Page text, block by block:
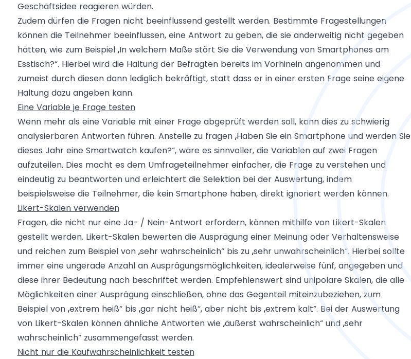
Geschäftsidee reagieren würden.
Zudem dürfen die Fragen nicht beeinflussend gestellt werden. Bestimmte Fragestellungen
können die Teilnehmer beeinflussen, eine Antwort zu geben, die sie anderweitig nicht gegeben
hätten, wie zum Beispiel „In welchem Maße stört Sie die Verwendung von Smartphones am
Esstisch?“. Hierbei wird die Haltung der Befragten bereits im Vorhinein angenommen und
zumeist durch diesen dann lediglich bekräftigt, statt dass er in einer ersten Frage seine eigene
Haltung dazu angeben kann.
Eine Variable je Frage testen
Wenn mehr als eine Variable mit einer Frage abgeprüft werden soll, kann dies zu schwierig
analysierbaren Antworten führen. Anstelle zu fragen „Haben Sie ein Smartphone und werden Sie
dieses Jahr eine Smartwatch kaufen?“, wäre es sinnvoller, die Variablen auf zwei Fragen
aufzuteilen. Dies macht es dem Umfrageteilnehmer einfacher, die Frage zu verstehen und
eindeutig zu beantworten und erleichtert die Selektion bei der Auswertung, indem
beispielsweise die Teilnehmer, die kein Smartphone haben, direkt ignoriert werden können.
Likert-Skalen verwenden
Fragen, die nicht nur eine Ja- / Nein-Antwort erfordern, können mithilfe von Likert-Skalen
gestellt werden. Likert-Skalen bewerten die Ausprägung einer Meinung oder Verhaltensweise
und reichen zum Beispiel von „sehr wahrscheinlich“ bis zu „sehr unwahrscheinlich“. Hierbei sollte
immer eine ungerade Anzahl an Ausprägungsmöglichkeiten, idealerweise fünf, angegeben und
diese ihrer Bedeutung nach beschriftet werden. Empfehlenswert sind unipolare Skalen, die alle
Möglichkeiten einer Ausprägung einschließen, ohne das Gegenteil miteinzubeziehen, zum
Beispiel von „extrem heiß“ bis „gar nicht heiß“, aber nicht bis „extrem kalt“. Bei der Auswertung
von Likert-Skalen können ähnliche Antworten wie „äußerst wahrscheinlich“ und „sehr
wahrscheinlich“ zusammengefasst werden.
Nicht nur die Kaufwahrscheinlichkeit testen